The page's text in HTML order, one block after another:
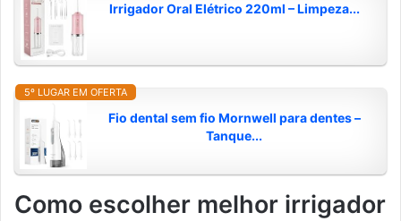
Irrigador Oral Elétrico 220ml – Limpeza...
5º LUGAR EM OFERTA
Fio dental sem fio Mornwell para dentes –
Tanque...
Como escolher melhor irrigador